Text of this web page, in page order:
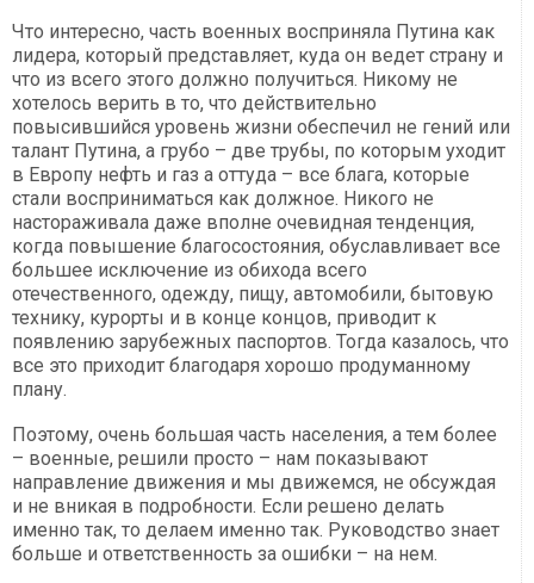
Что интересно, часть военных восприняла Путина как
лидера, который представляет, куда он ведет страну и
что из всего этого должно получиться. Никому не
хотелось верить в то, что действительно
повысившийся уровень жизни обеспечил не гений или
талант Путина, а грубо – две трубы, по которым уходит
в Европу нефть и газ а оттуда – все блага, которые
стали восприниматься как должное. Никого не
настораживала даже вполне очевидная тенденция,
когда повышение благосостояния, обуславливает все
большее исключение из обихода всего
отечественного, одежду, пищу, автомобили, бытовую
технику, курорты и в конце концов, приводит к
появлению зарубежных паспортов. Тогда казалось, что
все это приходит благодаря хорошо продуманному
плану.
Поэтому, очень большая часть населения, а тем более
– военные, решили просто – нам показывают
направление движения и мы движемся, не обсуждая
и не вникая в подробности. Если решено делать
именно так, то делаем именно так. Руководство знает
больше и ответственность за ошибки – на нем.